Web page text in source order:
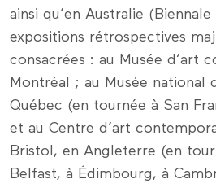
ainsi qu’en Australie
expositions rétrospectives
consacrées : au Musée d’art
Montréal ; au Musée national
Québec (en tournée à San
et au Centre d’art
Bristol, en Angleterre (en
Belfast, à Édimbourg, à